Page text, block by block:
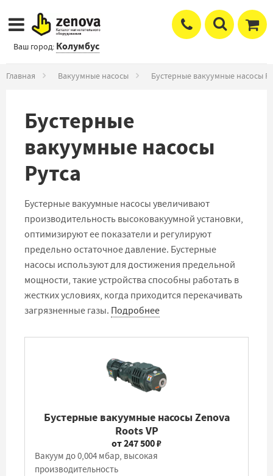
Ваш город: Колумбус
Главная Вакуумные насосы Бустерные вакуумные насосы
Бустерные
вакуумные насосы
Рутса
Бустерные вакуумные насосы увеличивают
производительность высоковакуумной установки,
оптимизируют ее показатели и регулируют
предельно остаточное давление. Бустерные
насосы используют для достижения предельной
мощности, такие устройства способны работать в
жестких условиях, когда приходится перекачивать
загрязненные газы. Подробнее
Бустерные вакуумные насосы Zenova
Roots VP
от 247 500 ₽
Вакуум до 0,004 мбар, высокая
производительность